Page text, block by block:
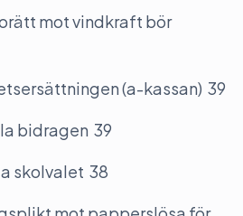
mot vindkraft bör
(a-kassan) 39
bidragen 39
skolvalet 38